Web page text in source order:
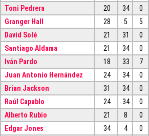
Toni Pedrera 20 34 0
Granger Hall
28 5 5
David Solé
21 31 0
Santiago Aldama
21 34 0
Iván Pardo
18 33 7
Juan Antonio Hernández
24 34 0
Brian Jackson
31 34 0
Raúl Capablo
24 34 0
Alberto Rubio
21 8 0
Edgar Jones
34 4 0